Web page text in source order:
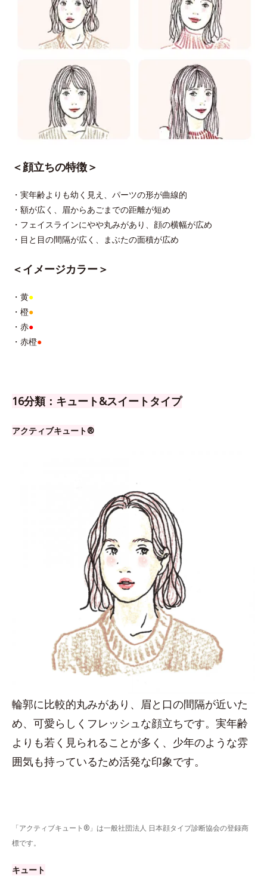
＜顔立ちの特徴＞
・実年齢よりも幼く見え、パーツの形が曲線的
・額が広く、眉からあごまでの距離が短め
・フェイスラインにやや丸みがあり、顔の横幅が広め
・目と目の間隔が広く、まぶたの面積が広め
＜イメージカラー＞
・黄●
・橙●
・赤●
・赤橙●
16分類：キュート&スイートタイプ
アクティブキュート®
輪郭に比較的丸みがあり、眉と口の間隔が近いた
め、可愛らしくフレッシュな顔立ちです。実年齢
よりも若く見られることが多く、少年のような雰
囲気も持っているため活発な印象です。
「アクティブキュート®」は一般社団法人 日本顔タイプ診断協会の登録商
標です。
キュート